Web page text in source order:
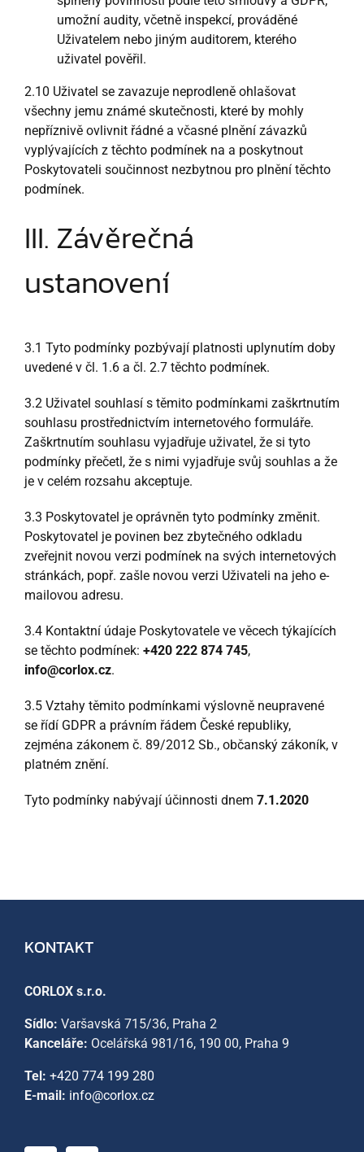
umožní audity, včetně inspekcí, prováděné
Uživatelem nebo jiným auditorem, kterého
uživatel pověřil.
2.10 Uživatel se zavazuje neprodleně ohlašovat
všechny jemu známé skutečnosti, které by mohly
nepříznivě ovlivnit řádné a včasné plnění závazků
vyplývajících z těchto podmínek na a poskytnout
Poskytovateli součinnost nezbytnou pro plnění těchto
podmínek.
III. Závěrečná
ustanovení
3.1 Tyto podmínky pozbývají platnosti uplynutím doby
uvedené v čl. 1.6 a čl. 2.7 těchto podmínek.
3.2 Uživatel souhlasí s těmito podmínkami zaškrtnutím
souhlasu prostřednictvím internetového formuláře.
Zaškrtnutím souhlasu vyjadřuje uživatel, že si tyto
podmínky přečetl, že s nimi vyjadřuje svůj souhlas a že
je v celém rozsahu akceptuje.
3.3 Poskytovatel je oprávněn tyto podmínky změnit.
Poskytovatel je povinen bez zbytečného odkladu
zveřejnit novou verzi podmínek na svých internetových
stránkách, popř. zašle novou verzi Uživateli na jeho e-
mailovou adresu.
3.4 Kontaktní údaje Poskytovatele ve věcech týkajících
se těchto podmínek: +420 222 874 745,
info@corlox.cz.
3.5 Vztahy těmito podmínkami výslovně neupravené
se řídí GDPR a právním řádem České republiky,
zejména zákonem č. 89/2012 Sb., občanský zákoník, v
platném znění.
Tyto podmínky nabývají účinnosti dnem 7.1.2020
KONTAKT
CORLOX s.r.o.
Sídlo: Varšavská 715/36, Praha 2
Kanceláře: Ocelářská 981/16, 190 00, Praha 9
Tel: +420 774 199 280
E-mail: info@corlox.cz